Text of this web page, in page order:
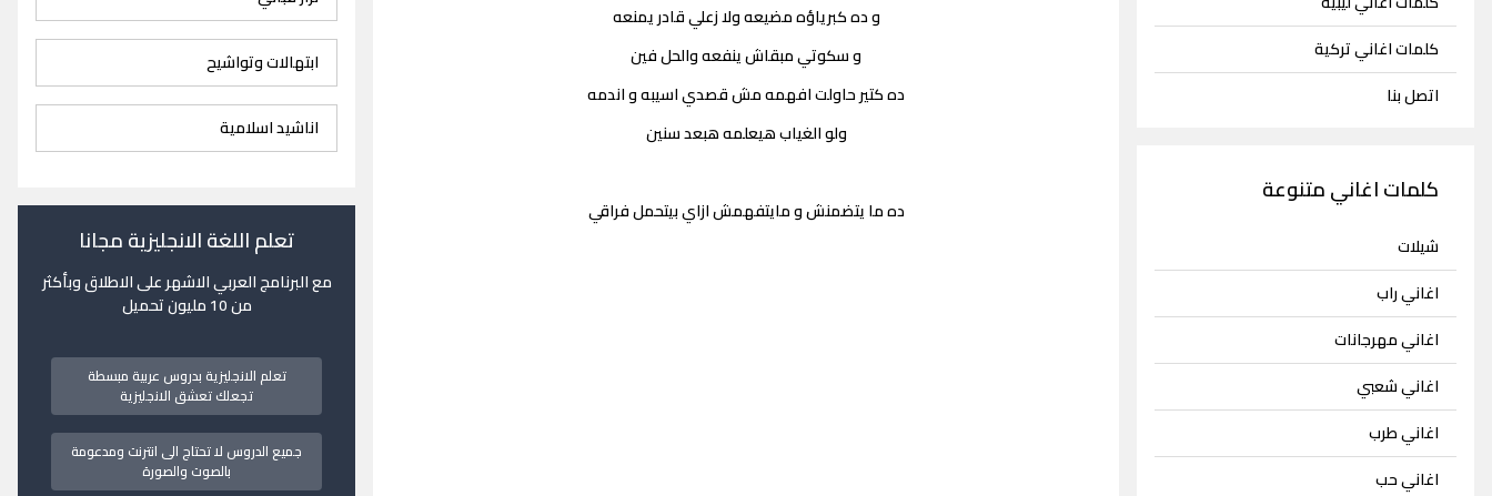
كلمات اغاني تركية
اتصل بنا
كلمات اغاني متنوعة
شيلات
اغاني راب
اغاني مهرجانات
اغاني شعبي
اغاني طرب
اغاني حب
و ده كبرياؤه مضيعه ولا زعلي قادر يمنعه
و سكوتي مبقاش ينفعه والحل فين
ده كتير حاولت افهمه مش قصدي اسيبه و اندمه
ولو الغياب هيعلمه هبعد سنين
ده ما يتضمنش و مايتفهمش ازاي بيتحمل فراقي
ابتهالات وتواشيح
اناشيد اسلامية
تعلم اللغة الانجليزية مجانا
مع البرنامج العربي الاشهر على الاطلاق وبأكثر
من 10 مليون تحميل
تعلم الانجليزية بدروس عربية مبسطة
تجعلك تعشق الانجليزية
جميع الدروس لا تحتاج الى انترنت ومدعومة
بالصوت والصورة